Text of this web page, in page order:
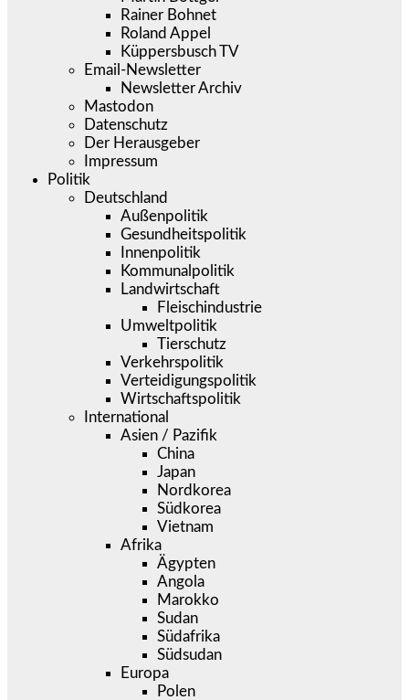
Rainer Bohnet
Roland Appel
Küppersbusch TV
Email-Newsletter
Newsletter Archiv
Mastodon
Datenschutz
Der Herausgeber
Impressum
Politik
Deutschland
Außenpolitik
Gesundheitspolitik
Innenpolitik
Kommunalpolitik
Landwirtschaft
Fleischindustrie
Umweltpolitik
Tierschutz
Verkehrspolitik
Verteidigungspolitik
Wirtschaftspolitik
International
Asien / Pazifik
China
Japan
Nordkorea
Südkorea
Vietnam
Afrika
Ägypten
Angola
Marokko
Sudan
Südafrika
Südsudan
Europa
Polen